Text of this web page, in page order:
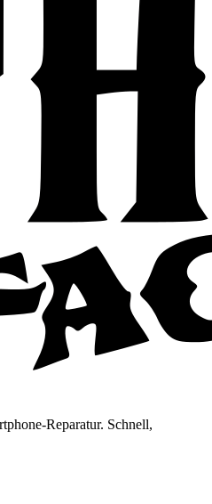
Reparatur. Schnell,